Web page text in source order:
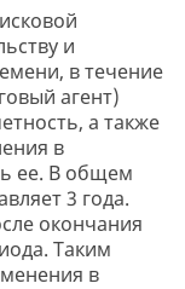
и
в течение
агент)
а также
в
ее. В общем
3 года.
окончания
Таким
в